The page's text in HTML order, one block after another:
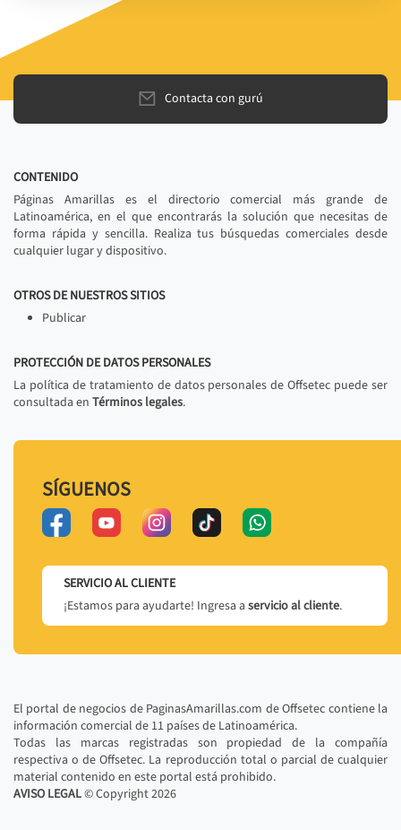
Contacta con gurú
CONTENIDO
Páginas Amarillas es el directorio comercial más grande de
Latinoamérica, en el que encontrarás la solución que necesitas de
forma rápida y sencilla. Realiza tus búsquedas comerciales desde
cualquier lugar y dispositivo.
OTROS DE NUESTROS SITIOS
Publicar
PROTECCIÓN DE DATOS PERSONALES
La política de tratamiento de datos personales de Offsetec puede ser
consultada en Términos legales.
SÍGUENOS
SERVICIO AL CLIENTE
¡Estamos para ayudarte! Ingresa a servicio al cliente.
El portal de negocios de PaginasAmarillas.com de Offsetec contiene la
información comercial de 11 países de Latinoamérica.
Todas las marcas registradas son propiedad de la compañía
respectiva o de Offsetec. La reproducción total o parcial de cualquier
material contenido en este portal está prohibido.
AVISO LEGAL© Copyright2026